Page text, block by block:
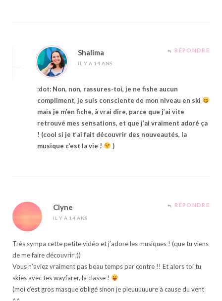
Shalima
IL Y A 14 ANS
RÉPONDRE
:dot: Non, non, rassures-toi, je ne fishe aucun
compliment, je suis consciente de mon niveau en ski
mais je m’en fiche, à vrai dire, parce que j’ai vite
retrouvé mes sensations, et que j’ai vraiment adoré ça
! (cool si je t’ai fait découvrir des nouveautés, la
musique c’est la vie !
)
Clyne
IL Y A 14 ANS
RÉPONDRE
Très sympa cette petite vidéo et j’adore les musiques ! (que tu viens
de me faire découvrir ;))
Vous n’aviez vraiment pas beau temps par contre !! Et alors toi tu
skies avec tes wayfarer, la classe !
(moi c’est gros masque obligé sinon je pleuuuuuure à cause du vent